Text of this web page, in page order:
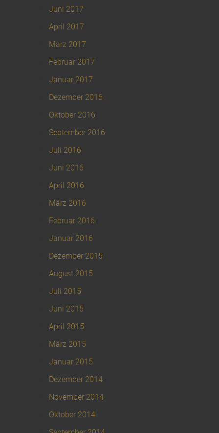
Juni 2017
April 2017
März 2017
Februar 2017
Januar 2017
Dezember 2016
Oktober 2016
September 2016
Juli 2016
Juni 2016
April 2016
März 2016
Februar 2016
Januar 2016
Dezember 2015
August 2015
Juli 2015
Juni 2015
April 2015
März 2015
Januar 2015
Dezember 2014
November 2014
Oktober 2014